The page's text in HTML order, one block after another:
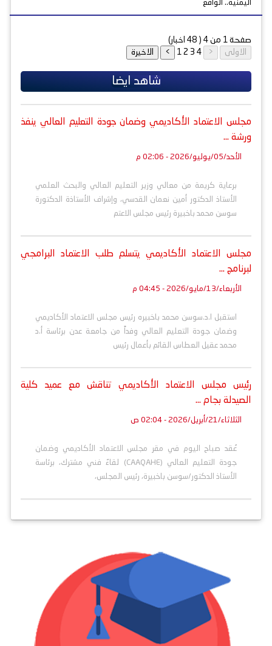
اليمنية.. الواقع
صفحة 1 من 4
(
48 اخبار)
1 2 3 4
شاهد ايضا
مجلس الاعتماد الأكاديمي وضمان جودة التعليم العالي ينفذ
ورشة ...
الأحد/05/يوليو/2026 - 02:06 م
برعاية كريمة من معالي وزير التعليم العالي والبحث العلمي
الأستاذ الدكتور أمين نعمان القدسي، وإشراف الأستاذة الدكتورة
سوسن محمد باخبيرة رئيس مجلس الاعتم
مجلس الاعتماد الأكاديمي يتسلم طلب الاعتماد البرامجي
لبرنامج ...
الأربعاء/13/مايو/2026 - 04:45 م
استقبل ا.د.سوسن محمد باخبيره رئيس مجلس الاعتماد الأكاديمي
وضمان جودة التعليم العالي وفداً من جامعة عدن برئاسة أ.د
محمد عقيل العطاس القائم بأعمال رئيس
رئيس مجلس الاعتماد الأكاديمي تناقش مع عميد كلية
الصيدلة بجام ...
الثلاثاء/21/أبريل/2026 - 02:04 ص
عُقد صباح اليوم في مقر مجلس الاعتماد الأكاديمي وضمان
جودة التعليم العالي (CAAQAHE) لقاءٌ فني مشترك، برئاسة
الأستاذ الدكتور/سوسن باخبيرة، رئيس المجلس،